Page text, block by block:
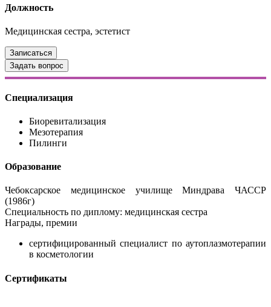
Должность
Медицинская сестра, эстетист
Записаться
Задать вопрос
Специализация
Биоревитализация
Мезотерапия
Пилинги
Образование
Чебоксарское медицинское училище Миндрава ЧАССР
(1986г)
Специальность по диплому: медицинская сестра
Награды, премии
сертифицированный специалист по аутоплазмотерапии
в косметологии
Сертификаты